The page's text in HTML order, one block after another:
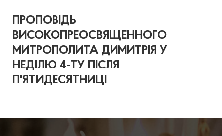
ПРОПОВІДЬ
ВИСОКОПРЕОСВЯЩЕННОГО
МИТРОПОЛИТА ДИМИТРІЯ У
НЕДІЛЮ 4-ТУ ПІСЛЯ
П'ЯТИДЕСЯТНИЦІ